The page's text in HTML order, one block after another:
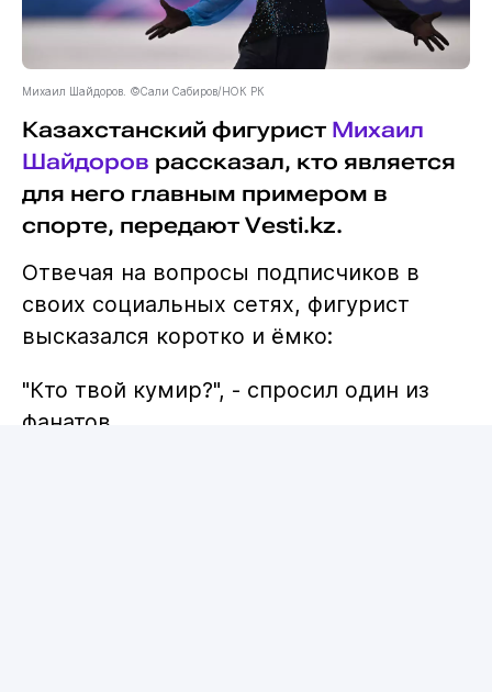
Михаил Шайдоров. ©Сали Сабиров/НОК РК
Казахстанский фигурист Михаил
Шайдоров рассказал, кто является
для него главным примером в
спорте, передают Vesti.kz.
Отвечая на вопросы подписчиков в
своих социальных сетях, фигурист
высказался коротко и ёмко:
"Кто твой кумир?", - спросил один из
фанатов.